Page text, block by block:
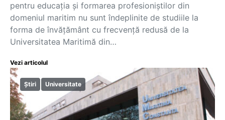
pentru educația și formarea profesioniștilor din
domeniul maritim nu sunt îndeplinite de studiile la
forma de învățământ cu frecvență redusă de la
Universitatea Maritimă din…
Vezi articolul
Știri Universitate